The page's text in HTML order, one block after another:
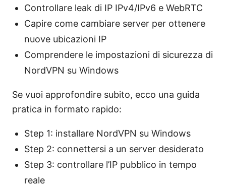
Controllare leak di IP IPv4/IPv6 e WebRTC
Capire come cambiare server per ottenere
nuove ubicazioni IP
Comprendere le impostazioni di sicurezza di
NordVPN su Windows
Se vuoi approfondire subito, ecco una guida
pratica in formato rapido:
Step 1: installare NordVPN su Windows
Step 2: connettersi a un server desiderato
Step 3: controllare l’IP pubblico in tempo
reale